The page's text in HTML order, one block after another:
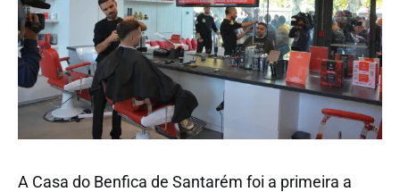
A Casa do Benfica de Santarém foi a primeira a